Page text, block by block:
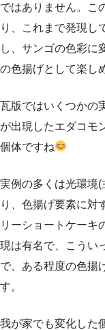
ではありません。こ
り、これまで発現し
し、サンゴの色彩に
の色揚げとして楽し
瓦版ではいくつかの
が出現したエダコモ
個体ですね
実例の多くは光環境
り、色揚げ要素に対
リーショートケーキ
現は有名で、こうい
で、ある程度の色揚
す。
我が家でも変化した